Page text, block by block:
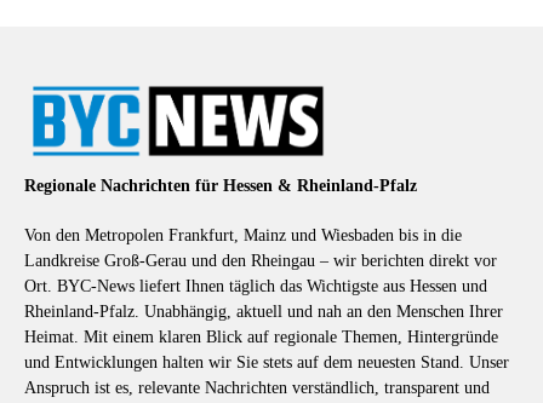
Regionale Nachrichten für Hessen & Rheinland-Pfalz
Von den Metropolen Frankfurt, Mainz und Wiesbaden bis in die
Landkreise Groß-Gerau und den Rheingau – wir berichten direkt vor
Ort. BYC-News liefert Ihnen täglich das Wichtigste aus Hessen und
Rheinland-Pfalz. Unabhängig, aktuell und nah an den Menschen Ihrer
Heimat. Mit einem klaren Blick auf regionale Themen, Hintergründe
und Entwicklungen halten wir Sie stets auf dem neuesten Stand. Unser
Anspruch ist es, relevante Nachrichten verständlich, transparent und